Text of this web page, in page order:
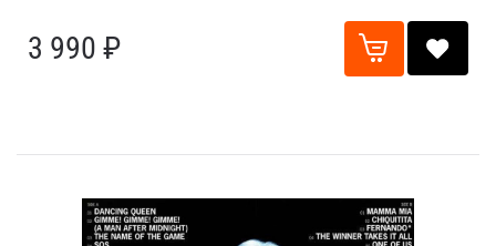
3 990 ₽